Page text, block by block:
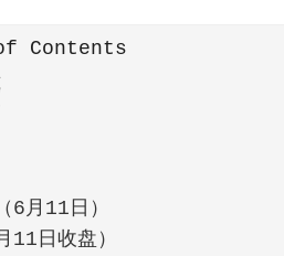
Contents
6月11日）
11日收盘）